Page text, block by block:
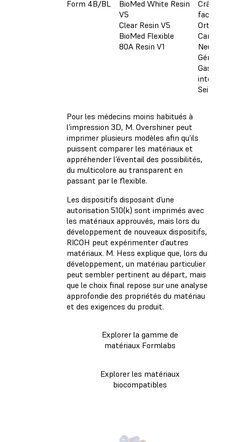
Form 4B/BL
BioMed White Resin
V5
Clear Resin V5
BioMed Flexible
80A Resin V1
Crânio-
facial
Génito-
Gastro-
Sein
Pour les médecins moins habitués à
l’impression 3D, M. Overshiner peut
imprimer plusieurs modèles afin qu’ils
puissent comparer les matériaux et
appréhender l’éventail des possibilités,
du multicolore au transparent en
passant par le flexible.
Les dispositifs disposant d’une
autorisation 510(k) sont imprimés avec
les matériaux approuvés, mais lors du
développement de nouveaux dispositifs,
RICOH peut expérimenter d’autres
matériaux. M. Hess explique que, lors du
développement, un matériau particulier
peut sembler pertinent au départ, mais
que le choix final repose sur une analyse
approfondie des propriétés du matériau
et des exigences du produit.
Explorer la gamme de
matériaux Formlabs
Explorer les matériaux
biocompatibles